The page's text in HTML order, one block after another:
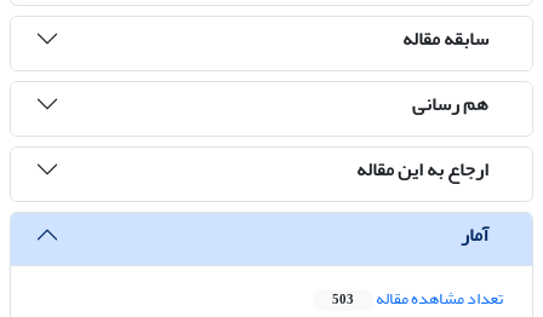
سابقه مقاله
هم رسانی
ارجاع به این مقاله
آمار
تعداد مشاهده مقاله 503